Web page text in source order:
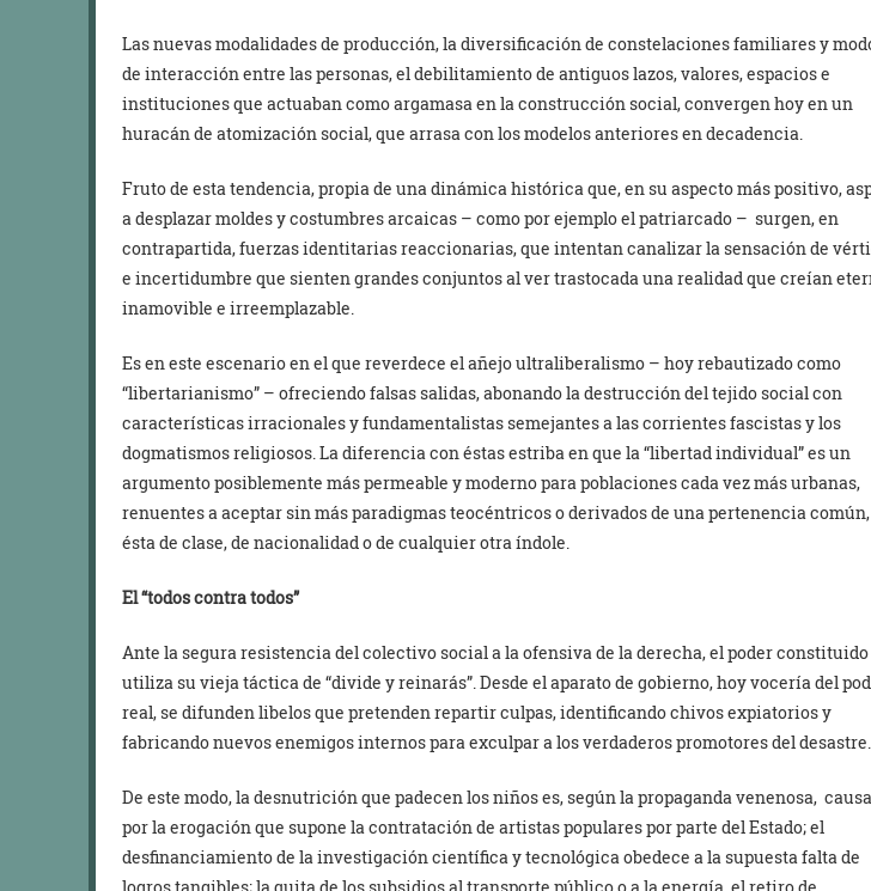
Las nuevas modalidades de producción, la diversificación de constelaciones familiares y
de interacción entre las personas, el debilitamiento de antiguos lazos, valores, espacios e
instituciones que actuaban como argamasa en la construcción social, convergen hoy en un
huracán de atomización social, que arrasa con los modelos anteriores en decadencia.
Fruto de esta tendencia, propia de una dinámica histórica que, en su aspecto más positivo,
a desplazar moldes y costumbres arcaicas – como por ejemplo el patriarcado – surgen, en
contrapartida, fuerzas identitarias reaccionarias, que intentan canalizar la sensación de
e incertidumbre que sienten grandes conjuntos al ver trastocada una realidad que creían
inamovible e irreemplazable.
Es en este escenario en el que reverdece el añejo ultraliberalismo – hoy rebautizado como
“libertarianismo” – ofreciendo falsas salidas, abonando la destrucción del tejido social con
características irracionales y fundamentalistas semejantes a las corrientes fascistas y los
dogmatismos religiosos. La diferencia con éstas estriba en que la “libertad individual” es un
argumento posiblemente más permeable y moderno para poblaciones cada vez más urbanas,
renuentes a aceptar sin más paradigmas teocéntricos o derivados de una pertenencia
ésta de clase, de nacionalidad o de cualquier otra índole.
El “todos contra todos”
Ante la segura resistencia del colectivo social a la ofensiva de la derecha, el poder constituido
utiliza su vieja táctica de “divide y reinarás”. Desde el aparato de gobierno, hoy vocería del
real, se difunden libelos que pretenden repartir culpas, identificando chivos expiatorios y
fabricando nuevos enemigos internos para exculpar a los verdaderos promotores del desastre.
De este modo, la desnutrición que padecen los niños es, según la propaganda venenosa,
por la erogación que supone la contratación de artistas populares por parte del Estado; el
desfinanciamiento de la investigación científica y tecnológica obedece a la supuesta falta de